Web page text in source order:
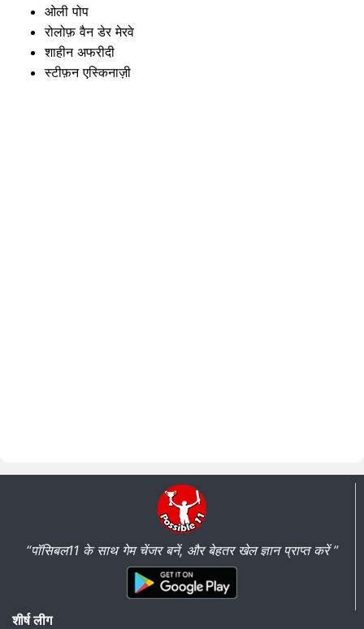
ओली पोप
रोलोफ़ वैन डेर मेरवे
शाहीन अफरीदी
स्टीफ़न एस्किनाज़ी
“पॉसिबल11 के साथ गेम चेंजर बनें, और बेहतर खेल ज्ञान प्राप्त करें ”
शीर्ष लीग